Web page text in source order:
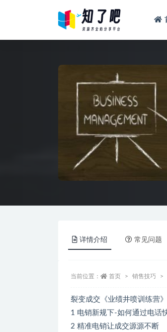
详情介绍 常见问题
当前位置： 首页 销售技巧
裂变成交《业绩井喷训练营
1 电销新规下-如何通过电话
2 精准电销让成交源源不断